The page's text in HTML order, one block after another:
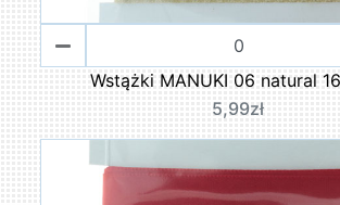
Wstążki MANUKI 06 natural
5,99zł